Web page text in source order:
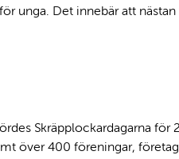
unga. Det innebär att
Skräpplockardagarna
över 400 föreningar,